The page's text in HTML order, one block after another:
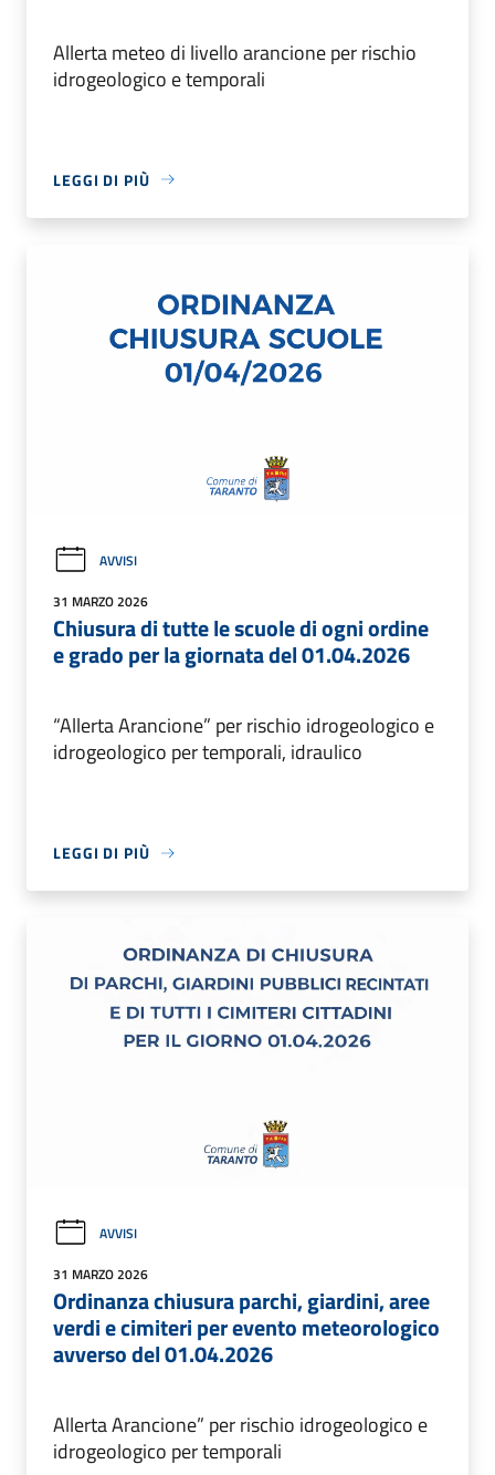
Allerta meteo di livello arancione per rischio
idrogeologico e temporali
LEGGI DI PIÙ
AVVISI
31 MARZO 2026
Chiusura di tutte le scuole di ogni ordine
e grado per la giornata del 01.04.2026
“Allerta Arancione” per rischio idrogeologico e
idrogeologico per temporali, idraulico
LEGGI DI PIÙ
AVVISI
31 MARZO 2026
Ordinanza chiusura parchi, giardini, aree
verdi e cimiteri per evento meteorologico
avverso del 01.04.2026
Allerta Arancione” per rischio idrogeologico e
idrogeologico per temporali